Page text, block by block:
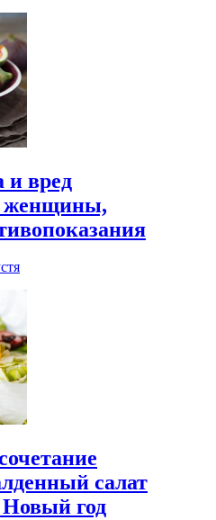
и вред
женщины,
салат
Новый год